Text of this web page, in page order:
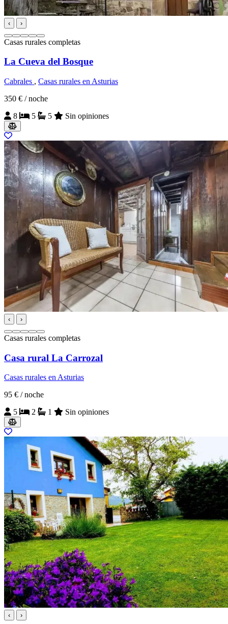
‹ ›
Casas rurales completas
La Cueva del Bosque
Cabrales , Casas rurales en Asturias
350 € / noche
8
5 5 Sin opiniones
‹ ›
Casas rurales completas
Casa rural La Carrozal
Casas rurales en Asturias
95 € / noche
5
2 1 Sin opiniones
‹ ›